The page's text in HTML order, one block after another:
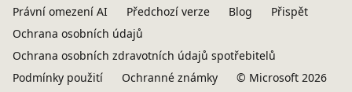
Právní omezení AI Předchozí verze Blog
Přispět
Ochrana osobních údajů
Ochrana osobních zdravotních údajů spotřebitelů
Podmínky použití
Ochranné známky © Microsoft 2026